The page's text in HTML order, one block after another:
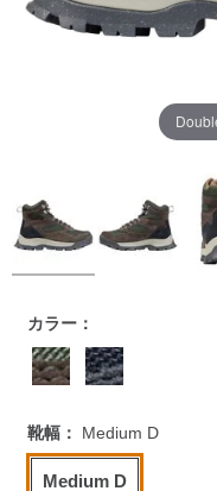
https://
boots/g/P5837957.html
カラー：
靴幅： Medium D
Medium D